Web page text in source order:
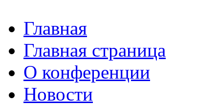
Главная
Главная страница
О конференции
Новости